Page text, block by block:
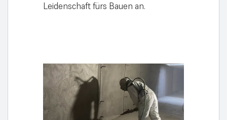
Leidenschaft fürs Bauen an.